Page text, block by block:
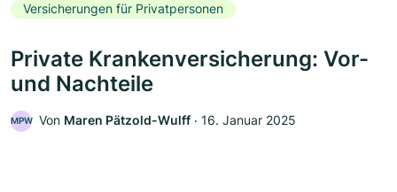
Versicherungen für Privatpersonen
Private Krankenversicherung: Vor-
und Nachteile
MPW Von Maren Pätzold-Wulff ‧ 16. Januar 2025